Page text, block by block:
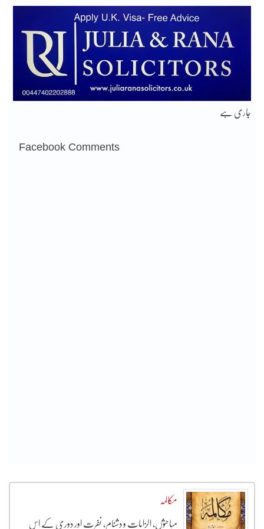
جاری ہے
Facebook Comments
مکالمہ
مباحثوں، الزامات و دشنام، نفرت اور دوری کے اس